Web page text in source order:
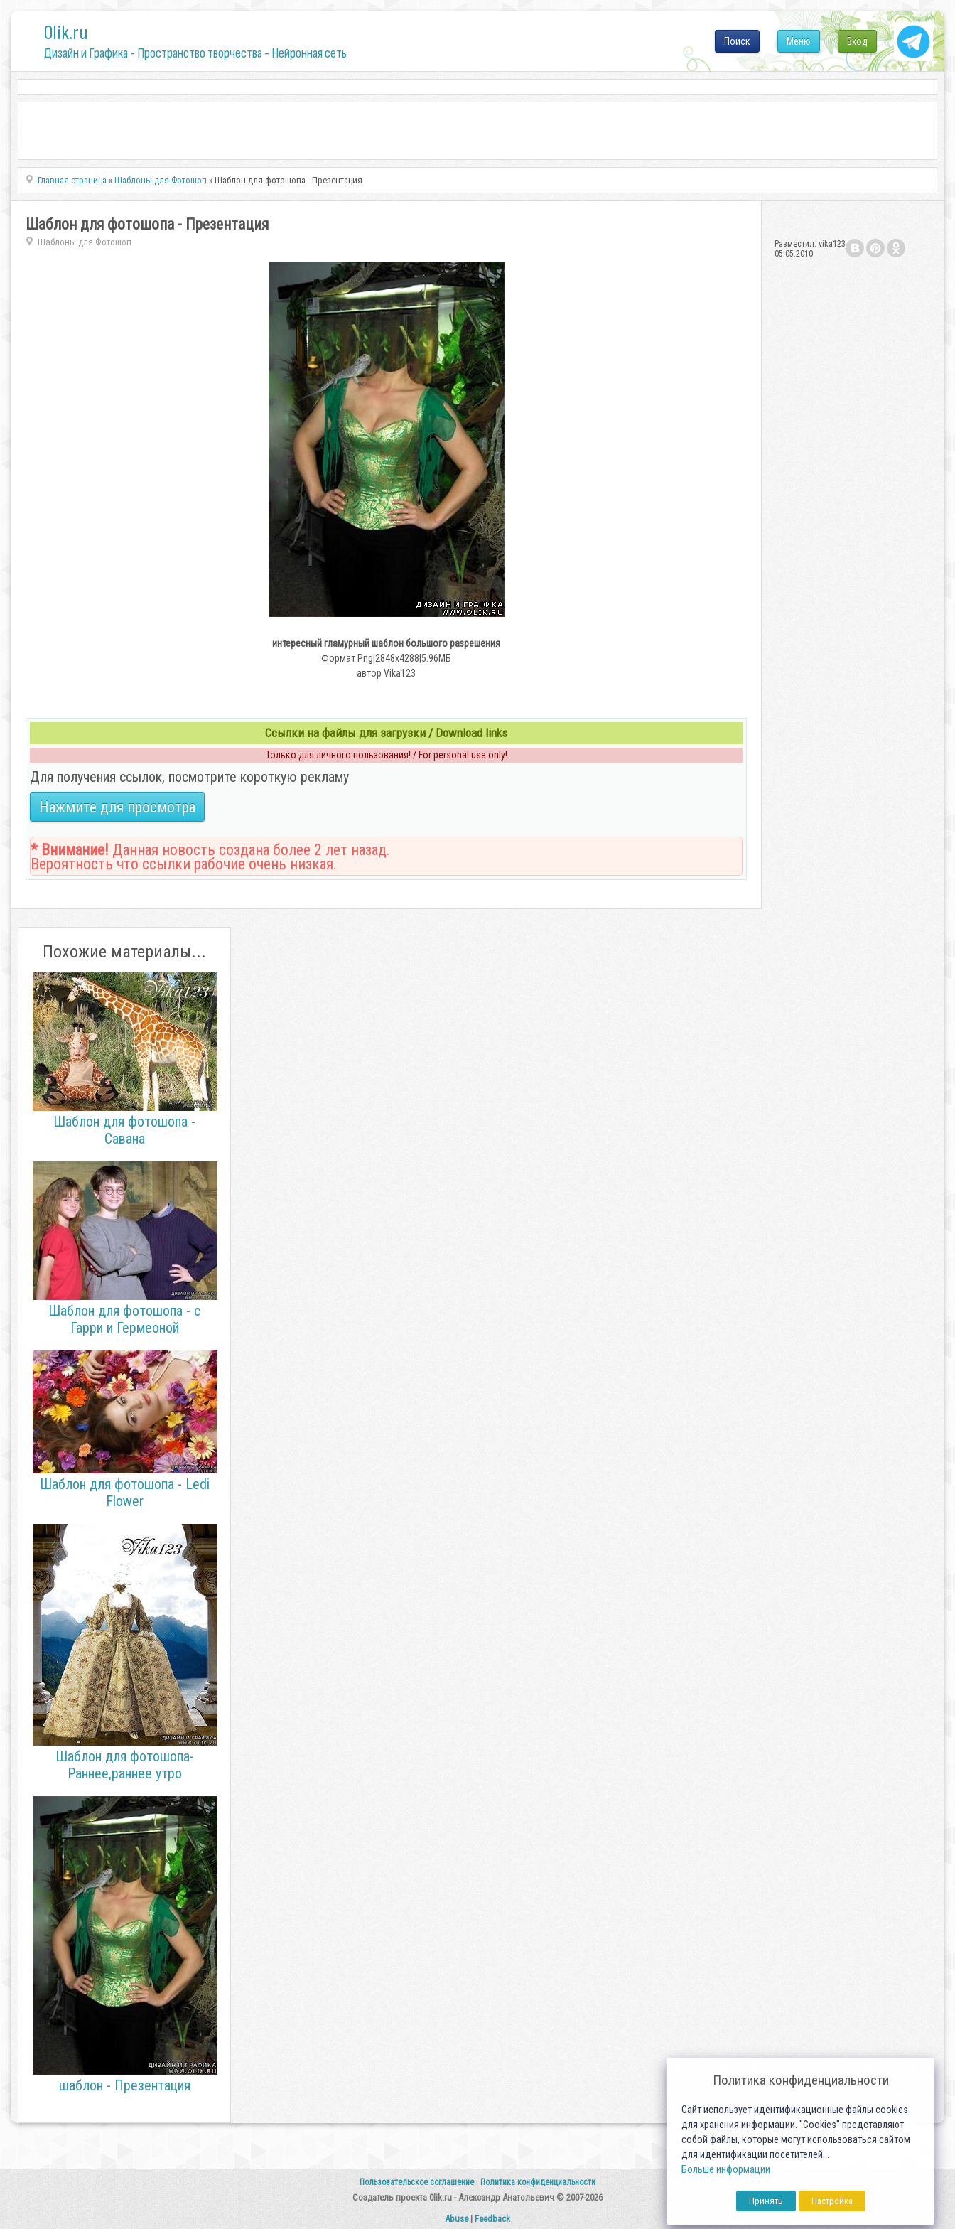
0lik.ru
Дизайн и Графика - Пространство творчества - Нейронная сеть
Вход
Меню
Поиск
Главная страница »Шаблоны для Фотошоп » Шаблон для фотошопа - Презентация
Шаблон для фотошопа - Презентация
Шаблоны для Фотошоп
интересный гламурный шаблон большого разрешения
Формат Png|2848x4288|5.96МБ
автор Vika123
Ссылки на файлы для загрузки / Download links
Только для личного пользования! / For personal use only!
Для получения ссылок, посмотрите короткую рекламу
Нажмите для просмотра
* Внимание! Данная новость создана более 2 лет назад.
Вероятность что ссылки рабочие очень низкая.
Разместил: vika123
05.05.2010
Похожие материалы...
Шаблон для фотошопа -
Савана
Шаблон для фотошопа - с
Гарри и Гермеоной
Шаблон для фотошопа - Ledi
Flower
Шаблон для фотошопа-
Раннее,раннее утро
шаблон - Презентация
Пользовательское соглашение Политика конфиденциальности
Создатель проекта 0lik.ru - Александр Анатольевич © 2007-2026
Abuse| Feedback
Политика конфиденциальности
Сайт использует идентификационные файлы cookies
для хранения информации. "Cookies" представляют
собой файлы, которые могут использоваться сайтом
для идентификации посетителей...
Больше информации
Принять Настройка